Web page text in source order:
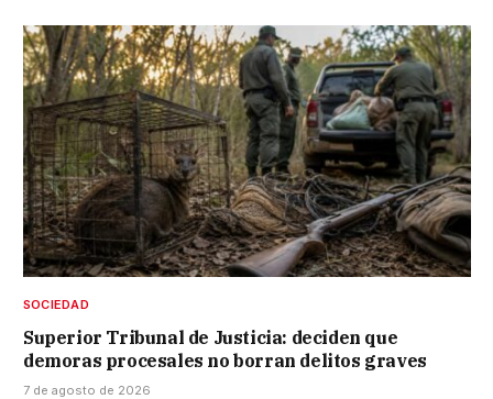
SOCIEDAD
Superior Tribunal de Justicia: deciden que
demoras procesales no borran delitos graves
7 de agosto de 2026